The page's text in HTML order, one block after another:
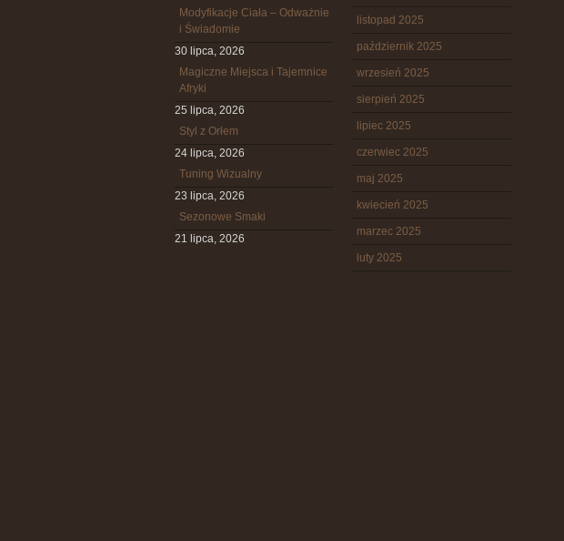
Modyfikacje Ciała – Odważnie
i Świadomie
30 lipca, 2026
Magiczne Miejsca i Tajemnice
Afryki
25 lipca, 2026
Styl z Orłem
24 lipca, 2026
Tuning Wizualny
23 lipca, 2026
Sezonowe Smaki
21 lipca, 2026
listopad 2025
październik 2025
wrzesień 2025
sierpień 2025
lipiec 2025
czerwiec 2025
maj 2025
kwiecień 2025
marzec 2025
luty 2025